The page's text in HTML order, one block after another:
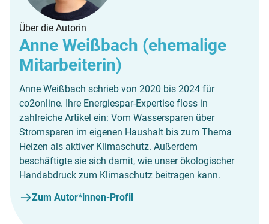
Über die Autorin
Anne Weißbach (ehemalige
Mitarbeiterin)
Anne Weißbach schrieb von 2020 bis 2024 für
co2online. Ihre Energiespar-Expertise floss in
zahlreiche Artikel ein: Vom Wassersparen über
Stromsparen im eigenen Haushalt bis zum Thema
Heizen als aktiver Klimaschutz. Außerdem
beschäftigte sie sich damit, wie unser ökologischer
Handabdruck zum Klimaschutz beitragen kann.
Zum Autor*innen-Profil